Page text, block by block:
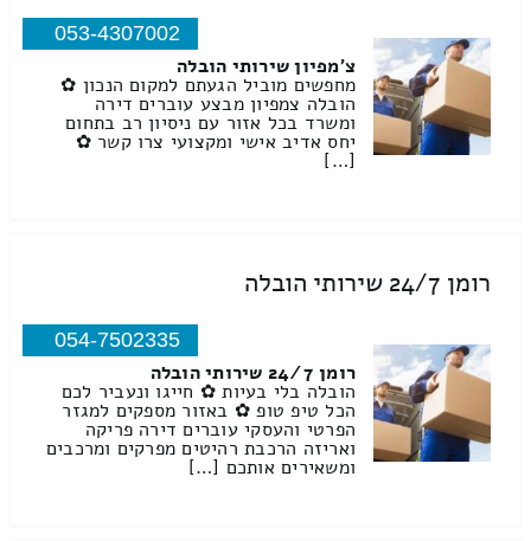
053-4307002
צ'מפיון שירותי הובלה
מחפשים מוביל הגעתם למקום הנכון ✿
הובלה צמפיון מבצע עוברים דירה
ומשרד בכל אזור עם ניסיון רב בתחום
יחס אדיב אישי ומקצועי צרו קשר ✿
[…]
רומן 24/7 שירותי הובלה
054-7502335
רומן 24/7 שירותי הובלה
הובלה בלי בעיות ✿ חייגו ונעביר לכם
הכל טיפ טופ ✿ באזור מספקים למגזר
הפרטי והעסקי עוברים דירה פריקה
ואריזה הרכבת רהיטים מפרקים ומרכבים
ומשאירים אותכם […]